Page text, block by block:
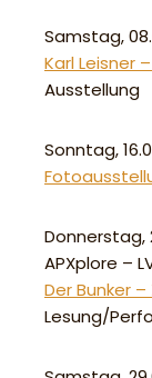
Samstag,
Karl Leisner
Ausstellung
Sonntag,
Donnerstag,
APXplore –
Der Bunker
Lesung/